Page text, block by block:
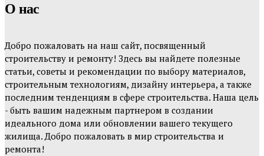
О нас
Добро пожаловать на наш сайт, посвященный
строительству и ремонту! Здесь вы найдете полезные
статьи, советы и рекомендации по выбору материалов,
строительным технологиям, дизайну интерьера, а также
последним тенденциям в сфере строительства. Наша цель
- быть вашим надежным партнером в создании
идеального дома или обновлении вашего текущего
жилища. Добро пожаловать в мир строительства и
ремонта!